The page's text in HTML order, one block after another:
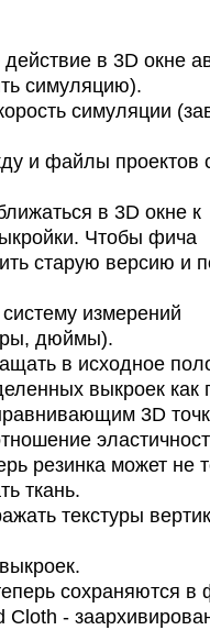
в 3D окне
симуляцию).
симуляции
и файлы проектов
в 3D окне к
Чтобы фича
старую версию и
измерений
дюймы).
в исходное
выкроек как
3D
резинка может не
ткань.
текстуры
сохраняются в
Cloth -